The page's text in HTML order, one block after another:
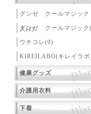
グンゼ クールマジッ
人(2)
グンゼ クールマジック
ウチコレ(0)
KIREILABO(キレイラ
健康グッズ
介護用衣料
下着